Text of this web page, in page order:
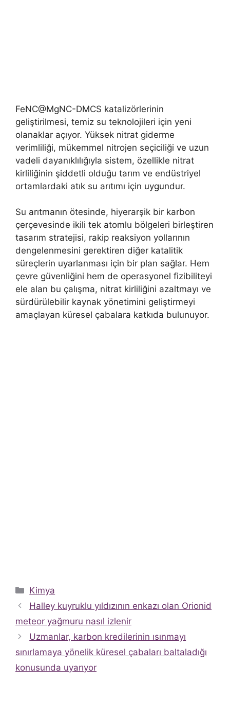
FeNC@MgNC-DMCS katalizörlerinin
geliştirilmesi, temiz su teknolojileri için yeni
olanaklar açıyor. Yüksek nitrat giderme
verimliliği, mükemmel nitrojen seçiciliği ve uzun
vadeli dayanıklılığıyla sistem, özellikle nitrat
kirliliğinin şiddetli olduğu tarım ve endüstriyel
ortamlardaki atık su arıtımı için uygundur.
Su arıtmanın ötesinde, hiyerarşik bir karbon
çerçevesinde ikili tek atomlu bölgeleri birleştiren
tasarım stratejisi, rakip reaksiyon yollarının
dengelenmesini gerektiren diğer katalitik
süreçlerin uyarlanması için bir plan sağlar. Hem
çevre güvenliğini hem de operasyonel fizibiliteyi
ele alan bu çalışma, nitrat kirliliğini azaltmayı ve
sürdürülebilir kaynak yönetimini geliştirmeyi
amaçlayan küresel çabalara katkıda bulunuyor.
Kategoriler
Kimya
Halley kuyruklu yıldızının enkazı olan Orionid
meteor yağmuru nasıl izlenir
Uzmanlar, karbon kredilerinin ısınmayı
sınırlamaya yönelik küresel çabaları baltaladığı
konusunda uyarıyor